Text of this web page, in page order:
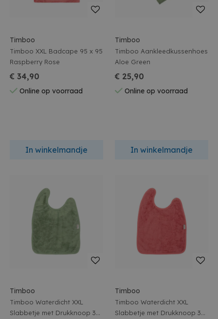
Timboo
Timboo XXL Badcape 95 x 95
Raspberry Rose
€ 34,90
Online op voorraad
In winkelmandje
Timboo
Timboo Aankleedkussenhoes
Aloe Green
€ 25,90
Online op voorraad
In winkelmandje
Timboo
Timboo Waterdicht XXL
Slabbetje met Drukknoop 37
Timboo
Timboo Waterdicht XXL
Slabbetje met Drukknoop 37